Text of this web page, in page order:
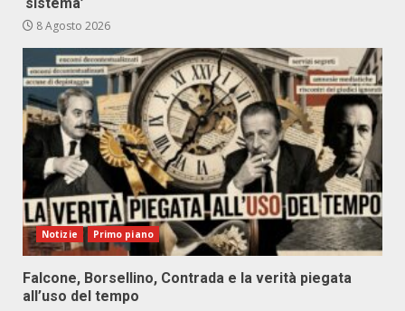
8 Agosto 2026
Notizie Primo piano
Falcone, Borsellino, Contrada e la verità piegata
all’uso del tempo